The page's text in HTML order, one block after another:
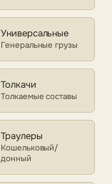
Универсальные
Генеральные грузы
Толкачи
Толкаемые составы
Траулеры
Кошельковый/
донный